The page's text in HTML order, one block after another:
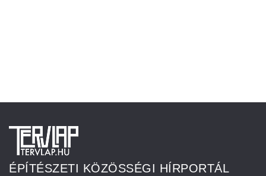
ÉPÍTÉSZETI KÖZÖSSÉGI HÍRPORTÁL